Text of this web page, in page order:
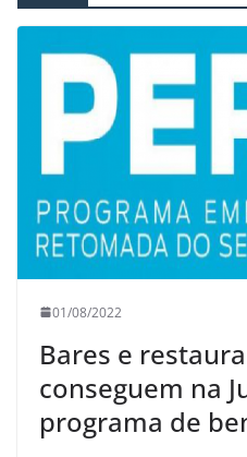
01/08/2022
Bares e
conseguem na
programa de